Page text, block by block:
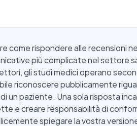
come rispondere alle recensioni
più complicate nel settore
gli studi medici operano
riconoscere pubblicamente
un paziente. Una sola risposta
e creare responsabilità di
spiegare la vostra